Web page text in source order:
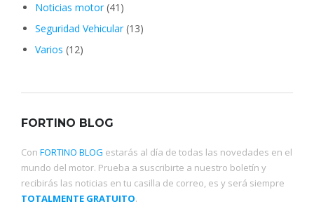
Noticias motor(41)
Seguridad Vehicular(13)
Varios (12)
FORTINO BLOG
Con FORTINO BLOG estarás al día de todas las novedades en el
mundo del motor. Prueba a suscribirte a nuestro boletín y
recibirás las noticias en tu casilla de correo, es y será siempre
TOTALMENTE GRATUITO.